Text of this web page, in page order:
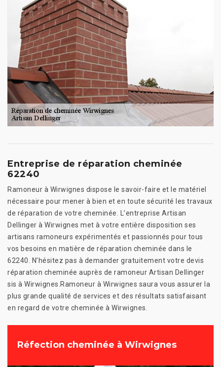
Entreprise de réparation cheminée
62240
Ramoneur à Wirwignes dispose le savoir-faire et le matériel
nécessaire pour mener à bien et en toute sécurité les travaux
de réparation de votre cheminée. L’entreprise Artisan
Dellinger à Wirwignes met à votre entière disposition ses
artisans ramoneurs expérimentés et passionnés pour tous
vos besoins en matière de réparation cheminée dans le
62240. N’hésitez pas à demander gratuitement votre devis
réparation cheminée auprès de ramoneur Artisan Dellinger
sis à Wirwignes.Ramoneur à Wirwignes saura vous assurer la
plus grande qualité de services et des résultats satisfaisant
en regard de votre cheminée à Wirwignes.
Réfection cheminée à Wirwignes